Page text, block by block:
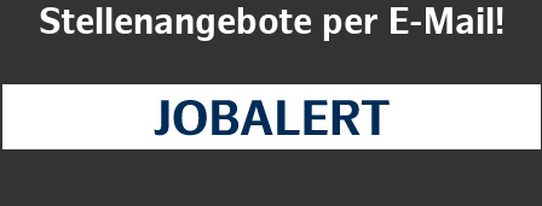
Stellenangebote per E-Mail!